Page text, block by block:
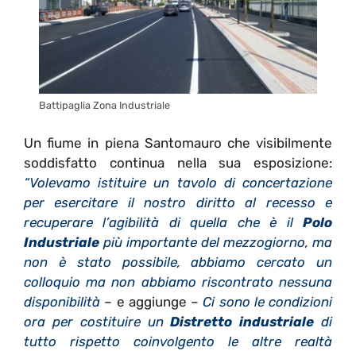
Battipaglia Zona Industriale
Un fiume in piena Santomauro che visibilmente
soddisfatto continua nella sua esposizione:
“Volevamo istituire un tavolo di concertazione
per esercitare il nostro diritto al recesso e
recuperare l’agibilità di quella che è il Polo
Industriale più importante del mezzogiorno, ma
non è stato possibile, abbiamo cercato un
colloquio ma non abbiamo riscontrato nessuna
disponibilità – e aggiunge –Ci sono le condizioni
ora per costituire unDistretto industriale di
tutto rispetto coinvolgento le altre realtà